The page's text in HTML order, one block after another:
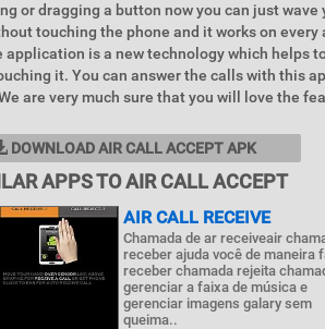
or dragging a button now you can just wave
touching the phone and it works on every
is a new technology which helps
it. You can answer the calls with this
are very much sure that you will love the
DOWNLOAD AIR CALL ACCEPT APK
APPS TO AIR CALL ACCEPT
AIR CALL RECEIVE
Chamada de ar receiveair
receber ajuda você de maneira
receber chamada rejeita
gerenciar a faixa de música e
gerenciar imagens galary sem
queima..